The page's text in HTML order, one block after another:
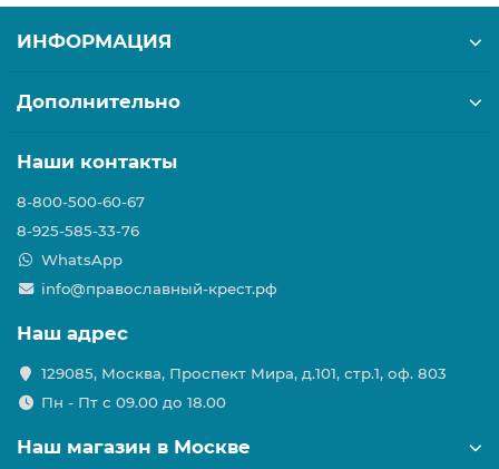
ИНФОРМАЦИЯ
Дополнительно
Наши контакты
8-800-500-60-67
8-925-585-33-76
WhatsApp
info@православный-крест.рф
Наш адрес
129085, Москва, Проспект Мира, д.101, стр.1, оф. 803
Пн - Пт с 09.00 до 18.00
Наш магазин в Москве